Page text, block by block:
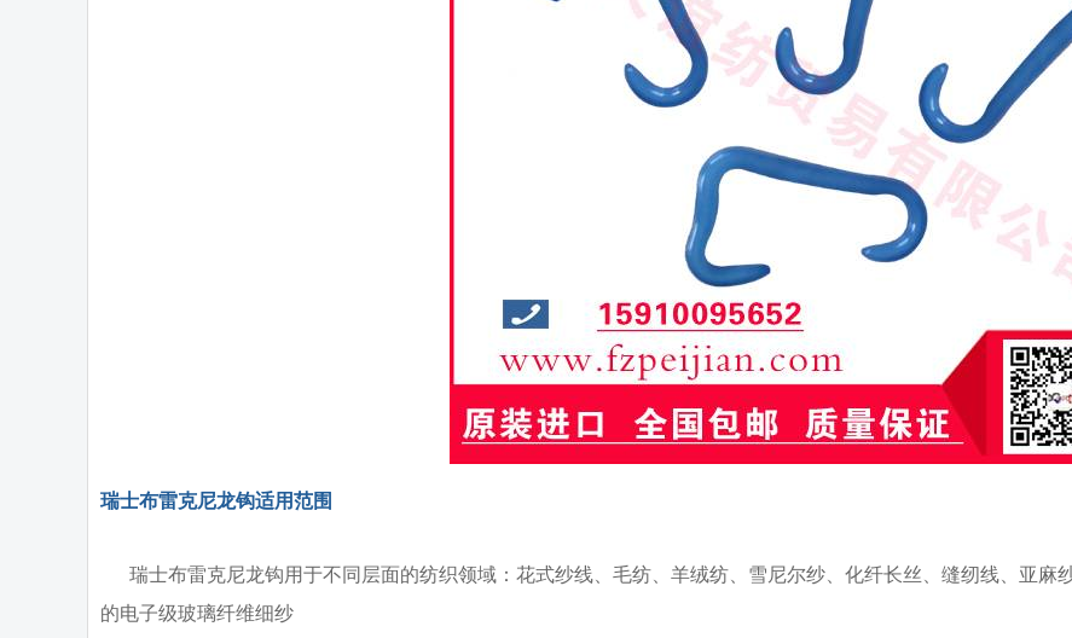
瑞士布雷克尼龙钩适用范围
瑞士布雷克尼龙钩用于不同层面的纺织领域：花式纱线、毛纺、羊绒纺、雪尼尔纱、化纤长丝、缝纫线、亚麻
的电子级玻璃纤维细纱